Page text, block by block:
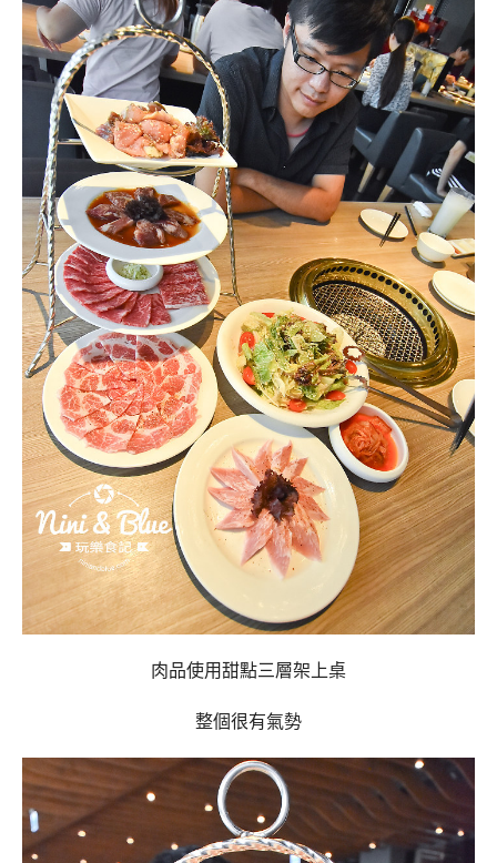
肉品使用甜點三層架上桌
整個很有氣勢